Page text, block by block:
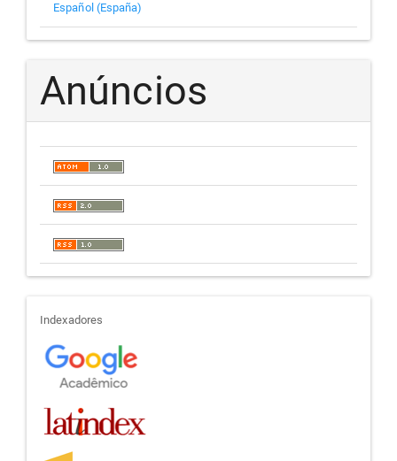
Español (España)
Anúncios
indexadores
Indexadores